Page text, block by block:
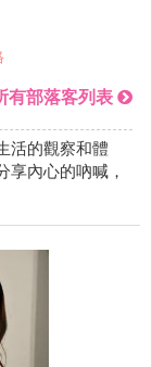
有部落客列表
活的觀察和體
享內心的吶喊，